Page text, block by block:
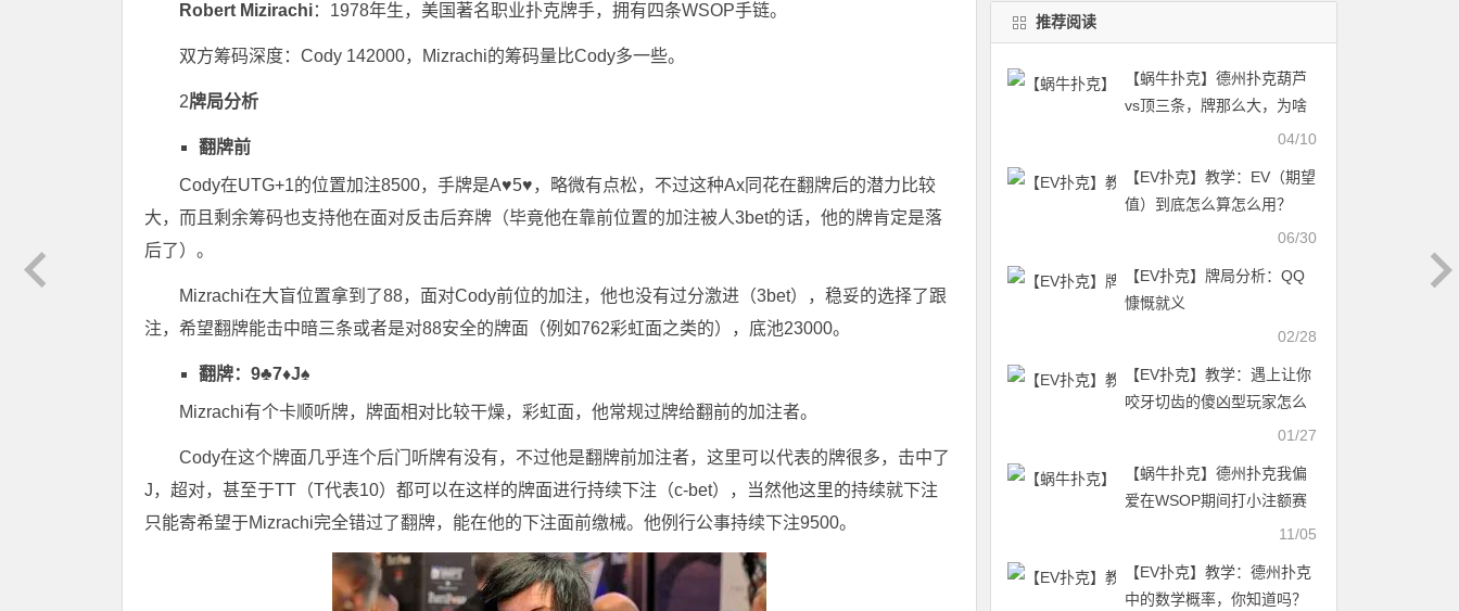
Robert Mizirachi：1978年生，美国著名职业扑克牌手，拥有四条WSOP手链。
双方筹码深度：Cody 142000，Mizrachi的筹码量比Cody多一些。
2牌局分析
翻牌前
Cody在UTG+1的位置加注8500，手牌是A♥5♥，略微有点松，不过这种Ax同花在翻牌后的潜力比较
大，而且剩余筹码也支持他在面对反击后弃牌（毕竟他在靠前位置的加注被人3bet的话，他的牌肯定是落
后了）。
Mizrachi在大盲位置拿到了88，面对Cody前位的加注，他也没有过分激进（3bet），稳妥的选择了跟
注，希望翻牌能击中暗三条或者是对88安全的牌面（例如762彩虹面之类的），底池23000。
翻牌：9♣7♦J♠
Mizrachi有个卡顺听牌，牌面相对比较干燥，彩虹面，他常规过牌给翻前的加注者。
Cody在这个牌面几乎连个后门听牌有没有，不过他是翻牌前加注者，这里可以代表的牌很多，击中了
J，超对，甚至于TT（T代表10）都可以在这样的牌面进行持续下注（c-bet），当然他这里的持续就下注
只能寄希望于Mizrachi完全错过了翻牌，能在他的下注面前缴械。他例行公事持续下注9500。
推荐阅读
【蜗牛扑克】德州扑克葫芦
vs顶三条，牌那么大，为啥
04/10
【EV扑克】教学：EV（期望
值）到底怎么算怎么用？
06/30
【EV扑克】牌局分析：QQ
慷慨就义
02/28
【EV扑克】教学：遇上让你
咬牙切齿的傻凶型玩家怎么
01/27
【蜗牛扑克】德州扑克我偏
爱在WSOP期间打小注额赛
11/05
【EV扑克】教学：德州扑克
中的数学概率，你知道吗？